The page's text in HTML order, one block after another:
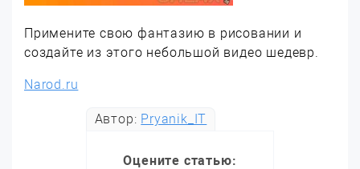
Примените свою фантазию в рисовании и
создайте из этого небольшой видео шедевр.
Narod.ru
Автор: Pryanik_IT
Оцените статью: